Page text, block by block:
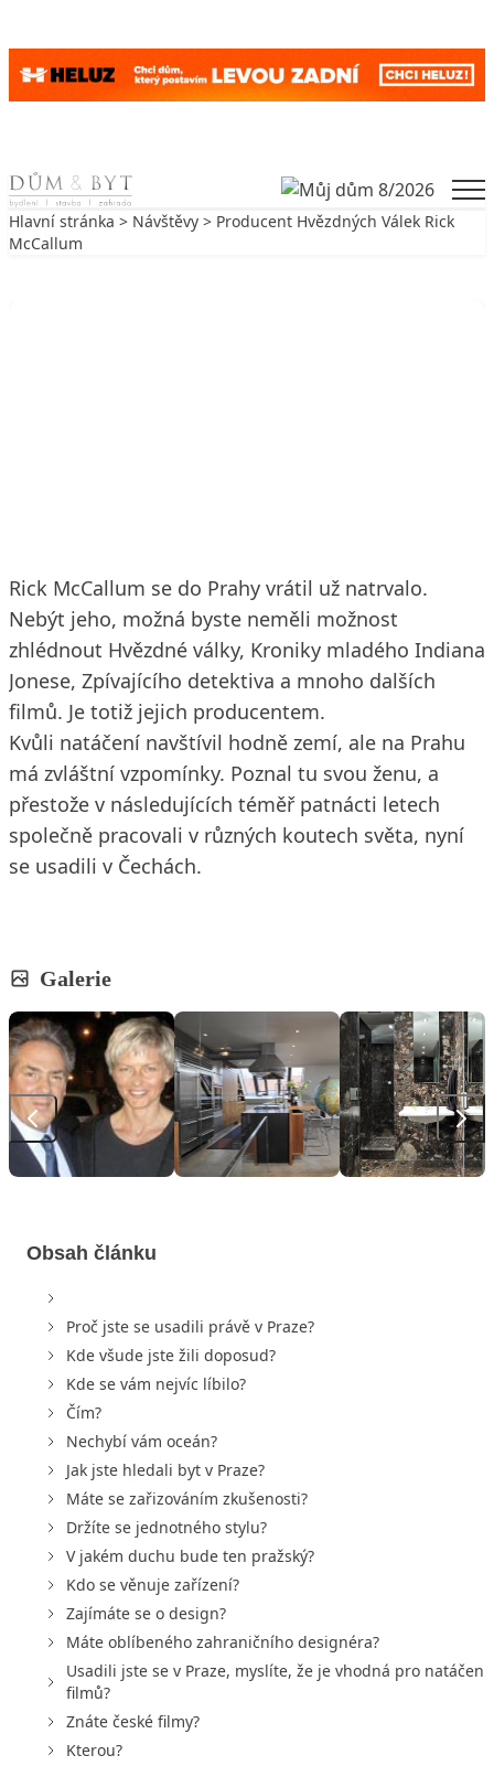
Skip to content
Hlavní stránka > Návštěvy > Producent Hvězdných Válek Rick
McCallum
Rick McCallum se do Prahy vrátil už natrvalo.
Nebýt jeho, možná byste neměli možnost
zhlédnout Hvězdné války, Kroniky mladého Indiana
Jonese, Zpívajícího detektiva a mnoho dalších
filmů. Je totiž jejich producentem.
Kvůli natáčení navštívil hodně zemí, ale na Prahu
má zvláštní vzpomínky. Poznal tu svou ženu, a
přestože v následujících téměř patnácti letech
společně pracovali v různých koutech světa, nyní
se usadili v Čechách.
Galerie
Obsah článku
Proč jste se usadili právě v Praze?
Kde všude jste žili doposud?
Kde se vám nejvíc líbilo?
Čím?
Nechybí vám oceán?
Jak jste hledali byt v Praze?
Máte se zařizováním zkušenosti?
Držíte se jednotného stylu?
V jakém duchu bude ten pražský?
Kdo se věnuje zařízení?
Zajímáte se o design?
Máte oblíbeného zahraničního designéra?
Usadili jste se v Praze, myslíte, že je vhodná pro natáčení
filmů?
Znáte české filmy?
Kterou?